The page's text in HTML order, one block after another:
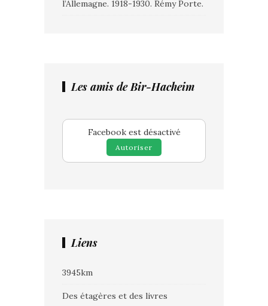
l’Allemagne. 1918-1930. Rémy Porte.
Les amis de Bir-Hacheim
Facebook est désactivé
Autoriser
Liens
3945km
Des étagères et des livres